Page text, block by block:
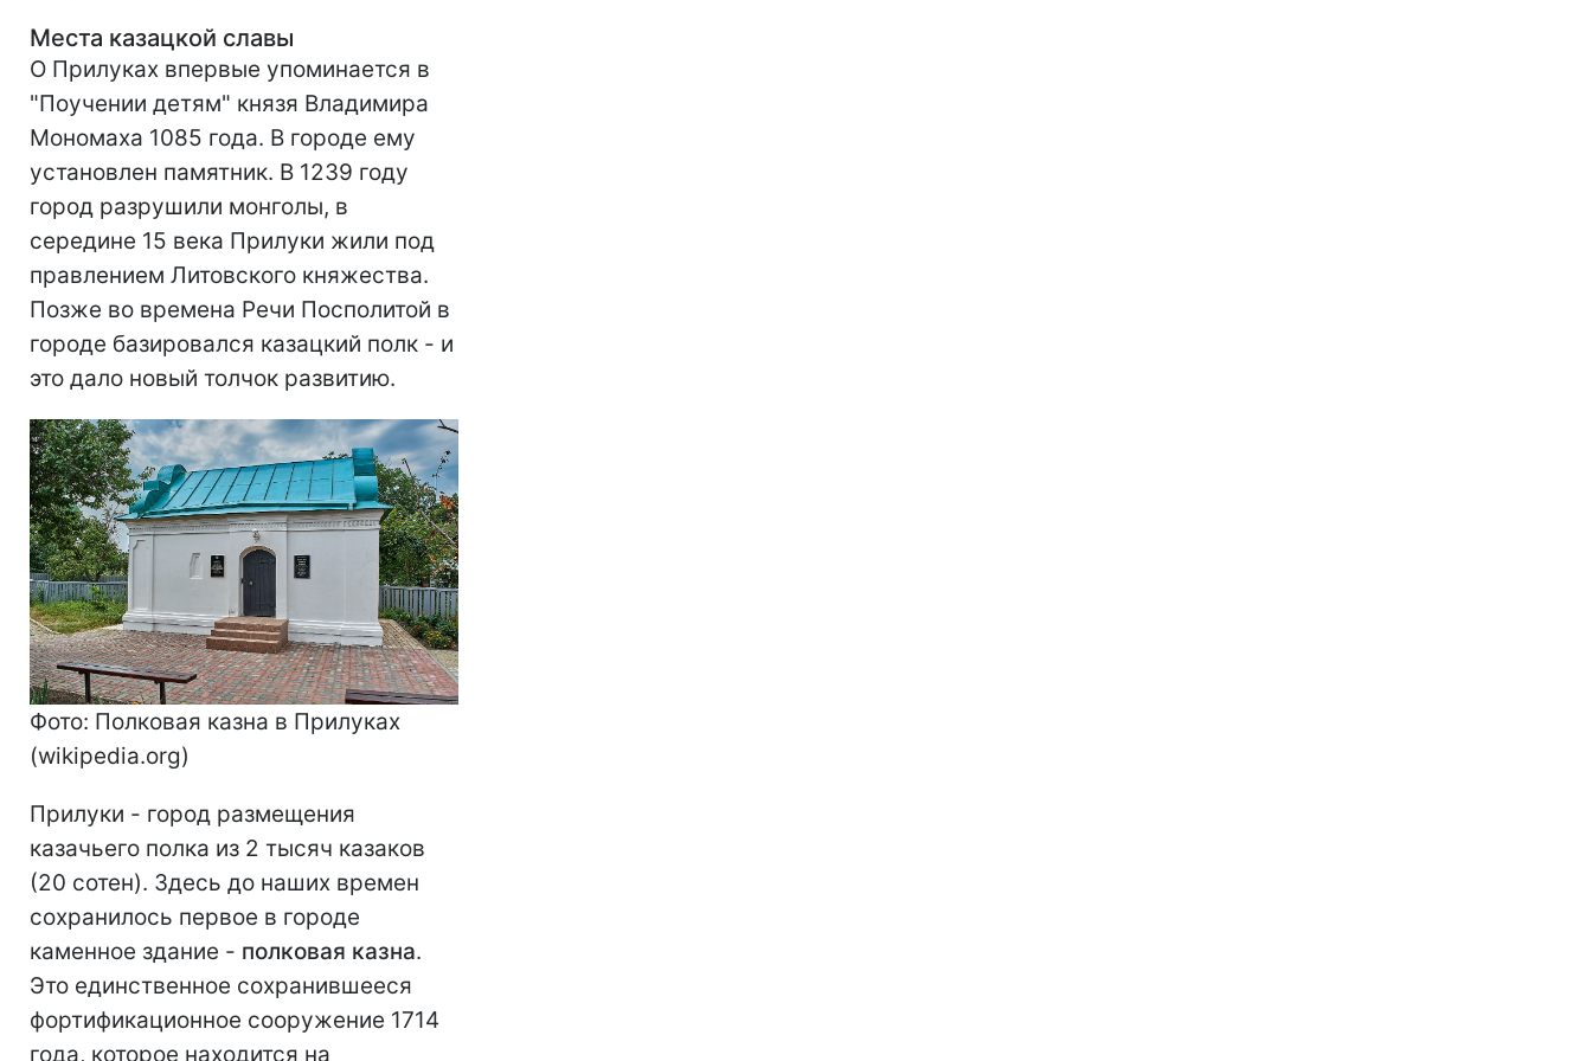
Места казацкой славы
О Прилуках впервые упоминается в
"Поучении детям" князя Владимира
Мономаха 1085 года. В городе ему
установлен памятник. В 1239 году
город разрушили монголы, в
середине 15 века Прилуки жили под
правлением Литовского княжества.
Позже во времена Речи Посполитой в
городе базировался казацкий полк - и
это дало новый толчок развитию.
Фото: Полковая казна в Прилуках
(wikipedia.org)
Прилуки - город размещения
казачьего полка из 2 тысяч казаков
(20 сотен). Здесь до наших времен
сохранилось первое в городе
каменное здание - полковая казна.
Это единственное сохранившееся
фортификационное сооружение 1714
года, которое находится на